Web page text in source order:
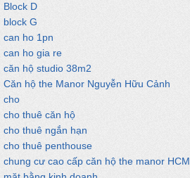
Block D
block G
can ho 1pn
can ho gia re
căn hộ studio 38m2
Căn hộ the Manor Nguyễn Hữu Cảnh
cho
cho thuê căn hộ
cho thuê ngắn hạn
cho thuê penthouse
chung cư cao cấp căn hộ the manor HCM